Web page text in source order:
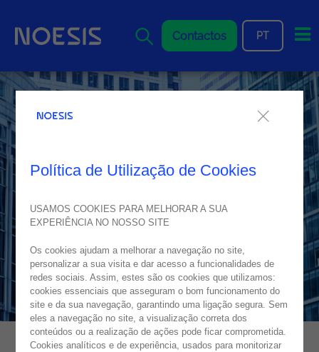
Contactos
PT
Política de Utilização de Cookies
USAMOS COOKIES PARA MELHORAR A SUA
EXPERIÊNCIA NO NOSSO SITE
Os cookies ajudam a melhorar a navegação no site,
personalizar a sua visita e dar acesso a funcionalidades de
redes sociais. Assim, estes são os cookies que utilizamos:
cookies essenciais que asseguram o bom funcionamento do
site e da sua navegação, garantindo uma ligação segura. Sem
eles a navegação no site, a visualização correta dos
conteúdos ou a realização de ações pode ficar comprometida.
Cookies analíticos e de experiência, usados para monitorizar